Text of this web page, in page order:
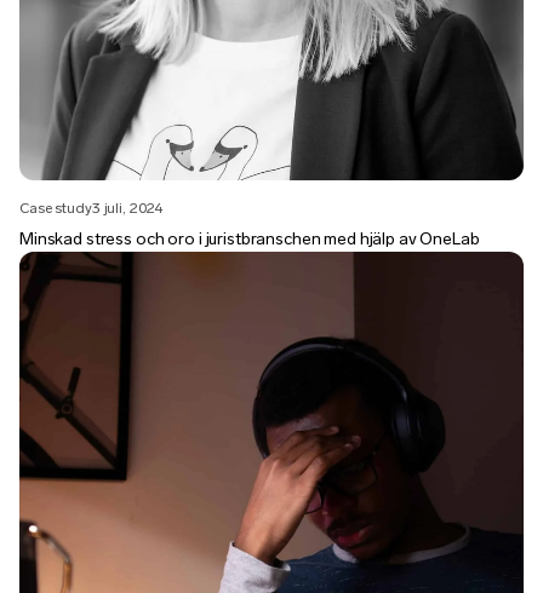
Case study3 juli, 2024
Minskad stress och oro i juristbranschen med hjälp av OneLab